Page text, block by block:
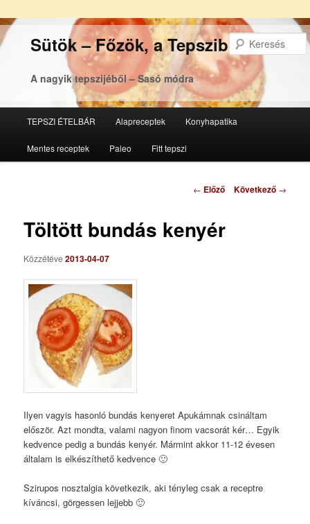
Sütök – Főzök, a Tepsziből
A nagyik tepszijéből – Sasó módra
Tovább
az
Tovább
a
TEPSZI ÉTELBÁR Alapreceptek Konyhapatika
Mentes receptek Paleo Fitt tepszi
Bejegyzés
← Előző Következő →
Töltött bundás kenyér
Közzétéve2013-04-07
Ilyen vagyis hasonló bundás kenyeret Apukámnak csináltam
először. Azt mondta, valami nagyon finom vacsorát kér… Egyik
kedvence pedig a bundás kenyér. Mármint akkor 11-12 évesen
általam is elkészíthető kedvence 🙂
Szirupos nosztalgia következik, aki tényleg csak a receptre
kíváncsi, görgessen lejjebb 🙂